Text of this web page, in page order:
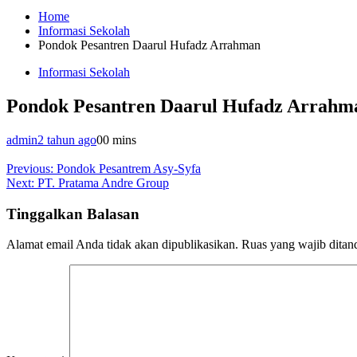
Home
Informasi Sekolah
Pondok Pesantren Daarul Hufadz Arrahman
Informasi Sekolah
Pondok Pesantren Daarul Hufadz
admin2 tahun ago00 mins
Navigasi
pos
Previous: Pondok Pesantrem Asy-Syfa
Next: PT. Pratama Andre Group
Tinggalkan Balasan
Alamat email Anda tidak akan dipublikasikan. Ruas yang wajib